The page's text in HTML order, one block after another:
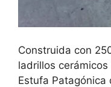
Construida con
ladrillos
Estufa